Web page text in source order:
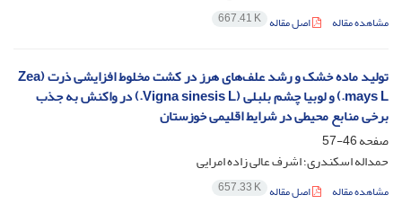
مشاهده مقاله اصل مقاله 667.41 K
تولید ماده خشک و رشد علف‌های هرز در کشت مخلوط افزایشی ذرت (Zea
mays L.) و لوبیا چشم بلبلی (Vigna sinesis L.) در واکنش به جذب
برخی منابع محیطی در شرایط اقلیمی خوزستان
صفحه46-57
حمداله اسکندری؛ اشرف عالی زاده امرایی
مشاهده مقاله اصل مقاله 657.33 K